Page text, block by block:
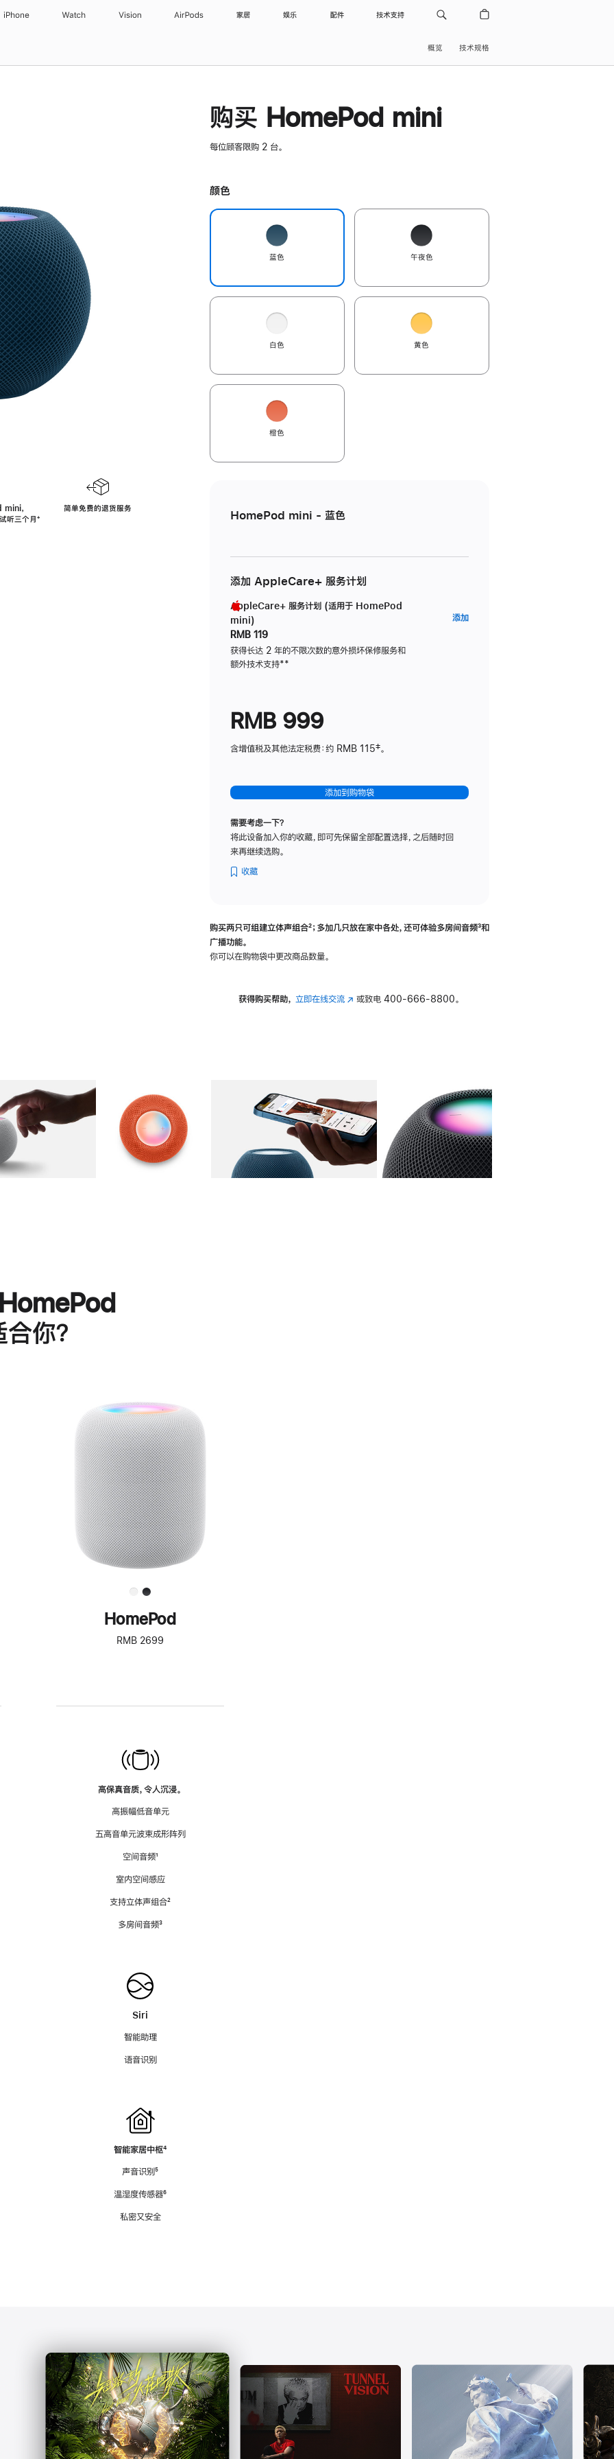
iPhone Watch Vision AirPods 家居 娱乐 配件 技术支持
概览 技术规格
，
听三个月脚
⁺
简单免费的退货服务
购买 HomePod mini
每位顾客限购 2 台。
颜色
蓝色 午夜色
白色 黄色
橙色
HomePod mini - 蓝色
添加 AppleCare+ 服务计划
AppleCare+ 服务计划 (适用于 HomePod
mini)
RMB 119
获得长达 2 年的不限次数的意外损坏保修服务和
额外技术支持脚
**
添加AppleCare+
RMB 999
含增值税及其他法定税费：约 RMB 115‡。
添加到购物袋
需要考虑一下？
将此设备加入你的收藏，即可先保留全部配置选择，之后随时回
来再继续选购。
收藏
购买两只可组建立体声组合脚
²；多加几只放在家中各处，还可体验多‍房‍间音频脚
³和
广播功能。
你可以在购物袋中更改商品数量。
获得购买帮助， 立即在线交流(在 或致电 400-666-8800。
图库 图像 图库 图像 图库 图像 4 图库 图像 5
你？
进
一
步
了
解
HomePod<
HomePod
RMB 2699
高保真音质，令人沉浸。
高振幅低音单元
五高音单元波束成形阵列
空间音频脚
¹
室内空间感应
支持立体声组合脚
²
多房间音频脚
³
Siri
智能助理
语音识别
智能家居中枢脚
⁴
声音识别脚
⁵
温湿度传感器脚
⁶
私密又安全